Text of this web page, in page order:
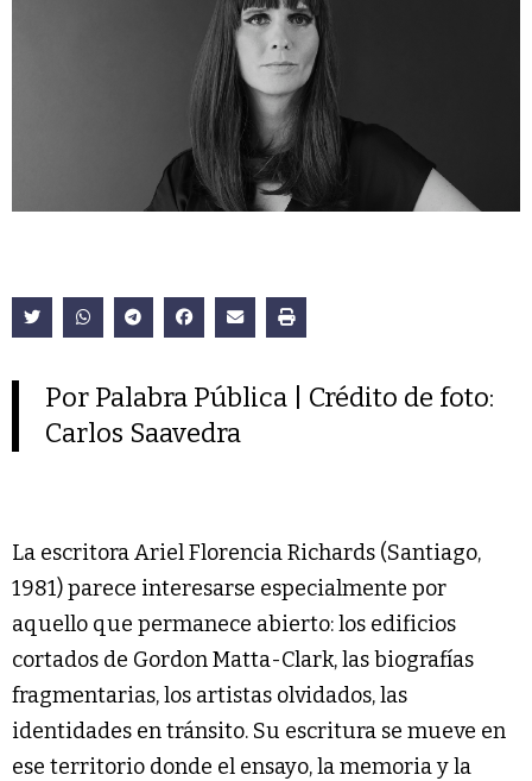
Por Palabra Pública | Crédito de foto:
Carlos Saavedra
La escritora Ariel Florencia Richards (Santiago,
1981) parece interesarse especialmente por
aquello que permanece abierto: los edificios
cortados de Gordon Matta-Clark, las biografías
fragmentarias, los artistas olvidados, las
identidades en tránsito. Su escritura se mueve en
ese territorio donde el ensayo, la memoria y la